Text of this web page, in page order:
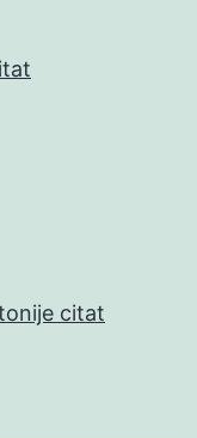
citat